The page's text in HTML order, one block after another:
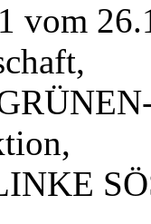
vom